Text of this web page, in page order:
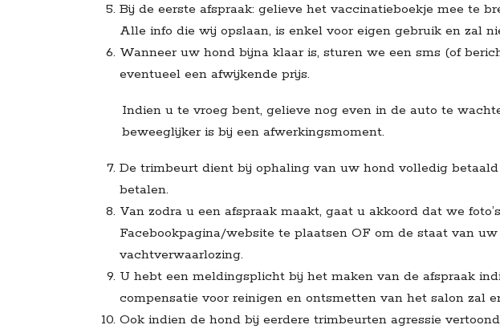
Bij de eerste afspraak: gelieve het vaccinatieboekje mee te
Alle info die wij opslaan, is enkel voor eigen gebruik en zal
Wanneer uw hond bijna klaar is, sturen we een sms (of
eventueel een afwijkende prijs.
Indien u te vroeg bent, gelieve nog even in de auto te
beweeglijker is bij een afwerkingsmoment.
De trimbeurt dient bij ophaling van uw hond volledig
betalen.
Van zodra u een afspraak maakt, gaat u akkoord dat we
Facebookpagina/website te plaatsen OF om de staat van
vachtverwaarlozing.
U hebt een meldingsplicht bij het maken van de afspraak
compensatie voor reinigen en ontsmetten van het salon zal
Ook indien de hond bij eerdere trimbeurten agressie